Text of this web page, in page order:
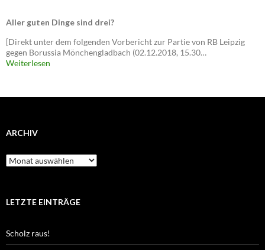
Aller guten Dinge sind drei?
[Direkt unter dem folgenden Vorbericht zur Partie von RB Leipzig
gegen Borussia Mönchengladbach (02.12.2018, 15.30…
Weiterlesen
ARCHIV
Archiv
LETZTE EINTRÄGE
Scholz raus!